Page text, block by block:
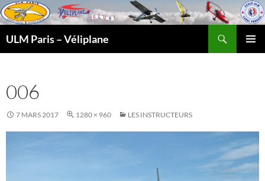
ULM Paris – Véliplane
006
7 MARS 2017 1280 × 960 LES INSTRUCTEURS